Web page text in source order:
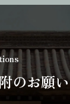
のお願い